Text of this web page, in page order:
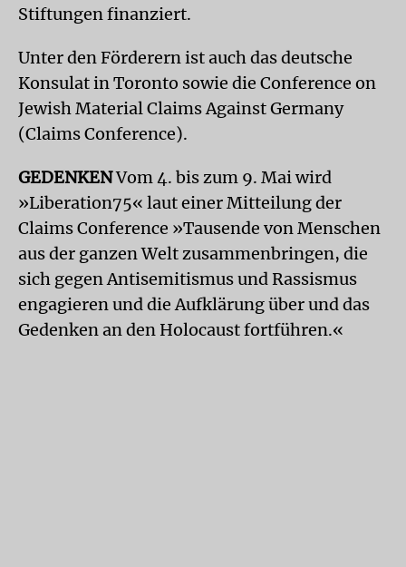
Stiftungen finanziert.
Unter den Förderern ist auch das deutsche
Konsulat in Toronto sowie die Conference on
Jewish Material Claims Against Germany
(Claims Conference).
GEDENKENVom 4. bis zum 9. Mai wird
»Liberation75« laut einer Mitteilung der
Claims Conference »Tausende von Menschen
aus der ganzen Welt zusammenbringen, die
sich gegen Antisemitismus und Rassismus
engagieren und die Aufklärung über und das
Gedenken an den Holocaust fortführen.«